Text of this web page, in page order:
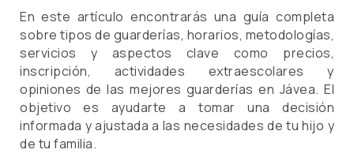
En este artículo encontrarás una guía completa
sobre tipos de guarderías, horarios, metodologías,
servicios y aspectos clave como precios,
inscripción, actividades extraescolares y
opiniones de las mejores guarderías en Jávea. El
objetivo es ayudarte a tomar una decisión
informada y ajustada a las necesidades de tu hijo y
de tu familia.